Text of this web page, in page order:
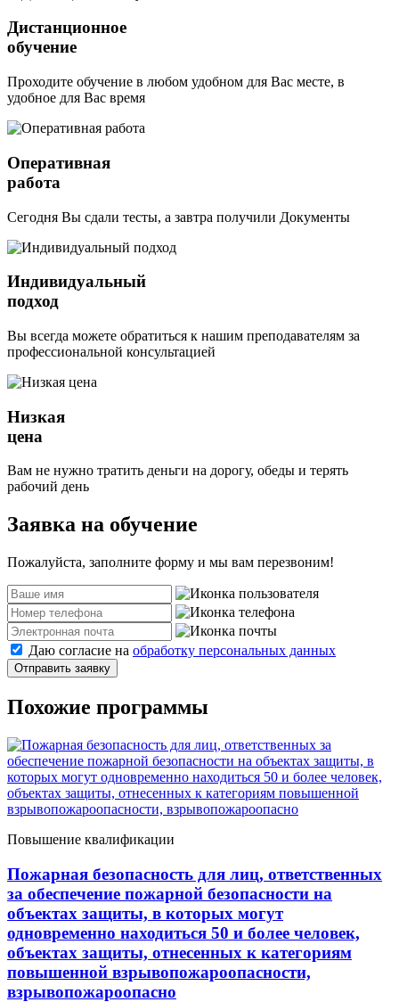
Дистанционное
обучение
Проходите обучение в любом удобном для Вас месте, в
удобное для Вас время
Оперативная
работа
Сегодня Вы сдали тесты, а завтра получили Документы
Индивидуальный
подход
Вы всегда можете обратиться к нашим преподавателям за
профессиональной консультацией
Низкая
цена
Вам не нужно тратить деньги на дорогу, обеды и терять
рабочий день
Заявка на обучение
Пожалуйста, заполните форму и мы вам перезвоним!
Даю согласие на обработку персональных данных
Отправить заявку
Похожие программы
Повышение квалификации
Пожарная безопасность для лиц, ответственных
за обеспечение пожарной безопасности на
объектах защиты, в которых могут
одновременно находиться 50 и более человек,
объектах защиты, отнесенных к категориям
повышенной взрывопожароопасности,
взрывопожароопасно